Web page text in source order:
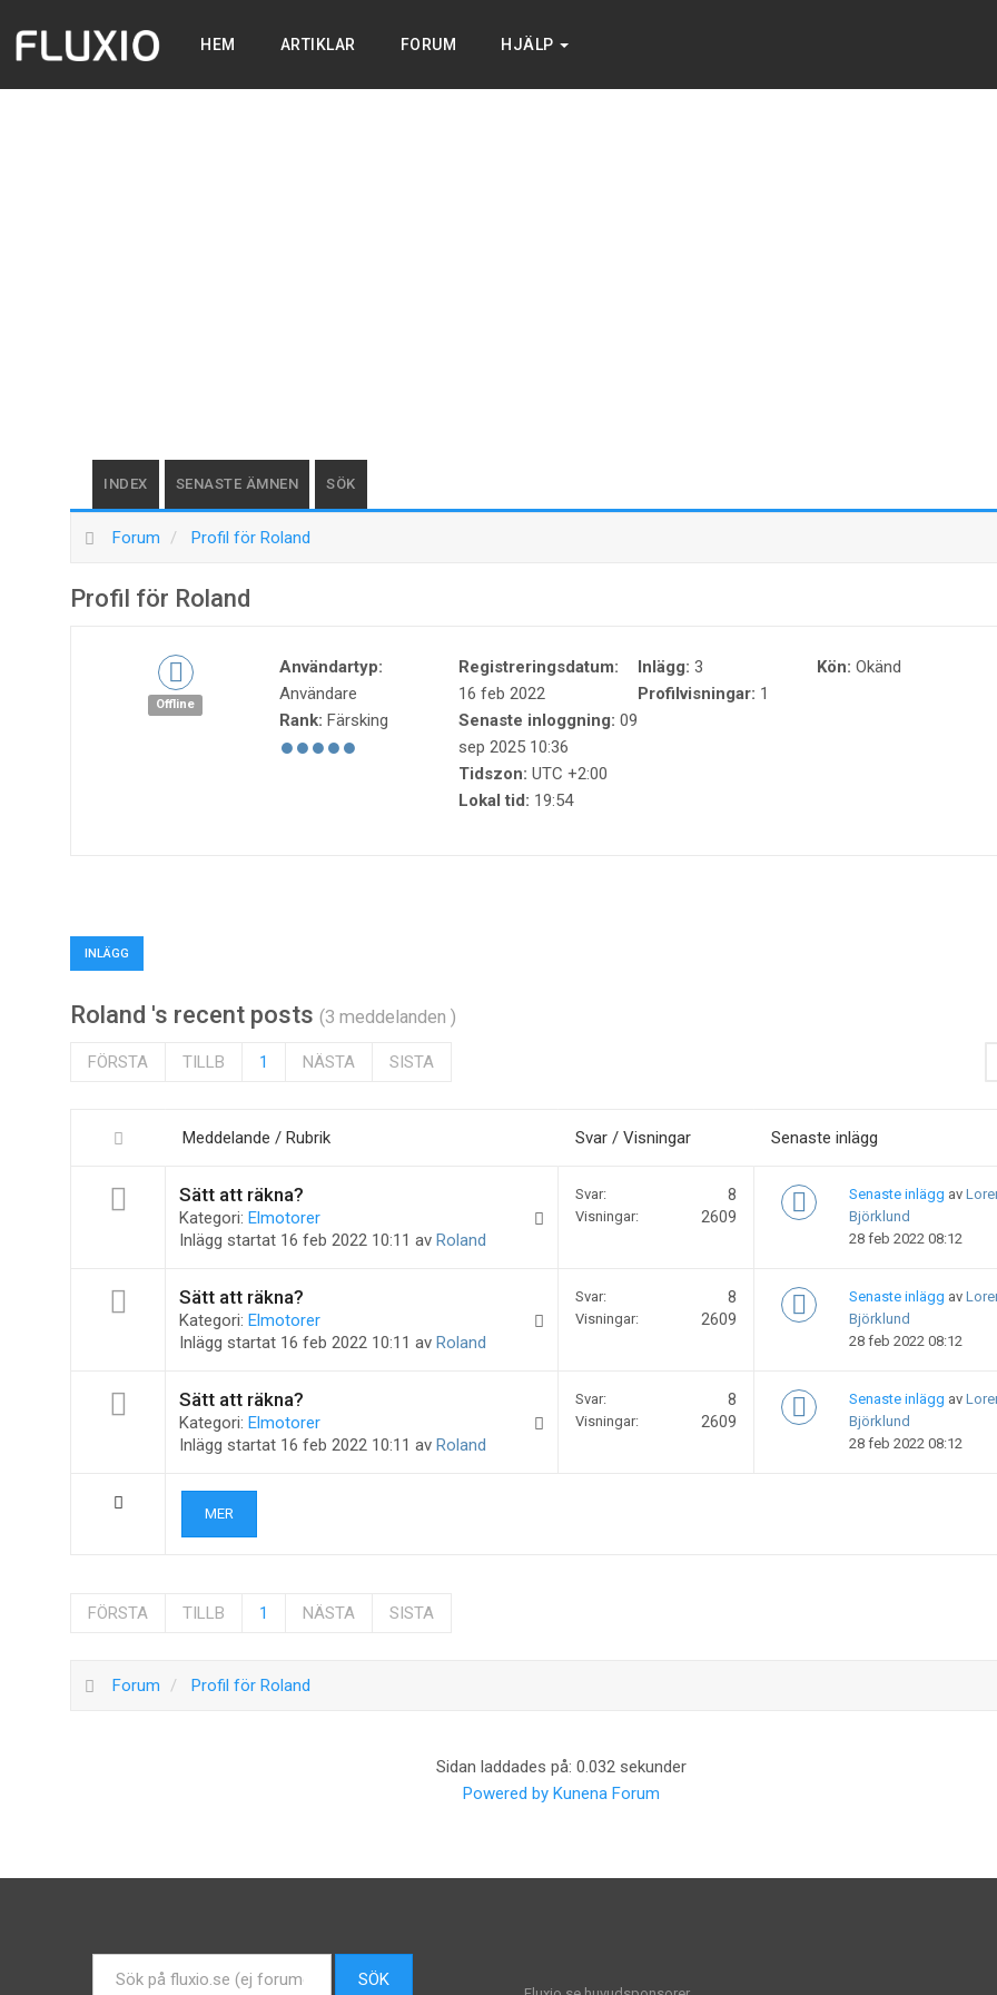
HEM ARTIKLAR FORUM HJÄLP
INDEX SENASTE ÄMNEN SÖK
Forum Profil för Roland
Profil för Roland
Offline
Användartyp:
Användare
Rank: Färsking
Registreringsdatum:
16 feb 2022
Senaste inloggning: 09
sep 2025 10:36
Tidszon: UTC +2:00
Lokal tid: 19:54
Inlägg:3
Profilvisningar: 1
Kön: Okänd
INLÄGG
Roland 's recent posts(3 meddelanden )
FÖRSTA TILLB 1 NÄSTA SISTA
Meddelande / Rubrik Svar / Visningar Senaste inlägg
MER
Sätt att räkna?
Kategori: Elmotorer
Inlägg startat 16 feb 2022 10:11 av Roland
Svar: 8
Visningar: 2609
Senaste inlägg av
Björklund
28 feb 2022 08:12
Sätt att räkna?
Kategori: Elmotorer
Inlägg startat 16 feb 2022 10:11 av Roland
Svar: 8
Visningar: 2609
Senaste inlägg av
Björklund
28 feb 2022 08:12
Sätt att räkna?
Kategori: Elmotorer
Inlägg startat 16 feb 2022 10:11 av Roland
Svar: 8
Visningar: 2609
Senaste inlägg av
Björklund
28 feb 2022 08:12
FÖRSTA TILLB 1 NÄSTA SISTA
Forum Profil för Roland
Sidan laddades på: 0.032 sekunder
Powered by Kunena Forum
SÖK